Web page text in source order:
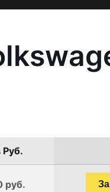
Руб.
руб.